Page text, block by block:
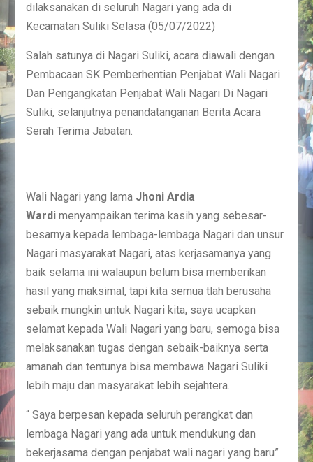
dilaksanakan di seluruh Nagari yang ada di
Kecamatan Suliki Selasa (05/07/2022)
Salah satunya di Nagari Suliki, acara diawali dengan
Pembacaan SK Pemberhentian Penjabat Wali Nagari
Dan Pengangkatan Penjabat Wali Nagari Di Nagari
Suliki, selanjutnya penandatanganan Berita Acara
Serah Terima Jabatan.
Wali Nagari yang lama Jhoni Ardia
Wardi menyampaikan terima kasih yang sebesar-
besarnya kepada lembaga-lembaga Nagari dan unsur
Nagari masyarakat Nagari, atas kerjasamanya yang
baik selama ini walaupun belum bisa memberikan
hasil yang maksimal, tapi kita semua tlah berusaha
sebaik mungkin untuk Nagari kita, saya ucapkan
selamat kepada Wali Nagari yang baru, semoga bisa
melaksanakan tugas dengan sebaik-baiknya serta
amanah dan tentunya bisa membawa Nagari Suliki
lebih maju dan masyarakat lebih sejahtera.
“ Saya berpesan kepada seluruh perangkat dan
lembaga Nagari yang ada untuk mendukung dan
bekerjasama dengan penjabat wali nagari yang baru”